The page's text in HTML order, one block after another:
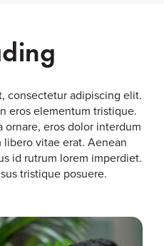
consectetur adipiscing elit.
eros elementum tristique.
ornare, eros dolor interdum
vitae erat. Aenean
id rutrum lorem imperdiet.
tristique posuere.